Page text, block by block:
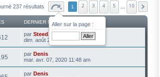
237 résultats
Aller sur la page :
1 2 3 4 5 10
DERNIER MESSAGE
par Steed3003
dim. août 20, 2023 10:12 am
par Denis
mar. avr. 07, 2020 11:48 am
par Denis